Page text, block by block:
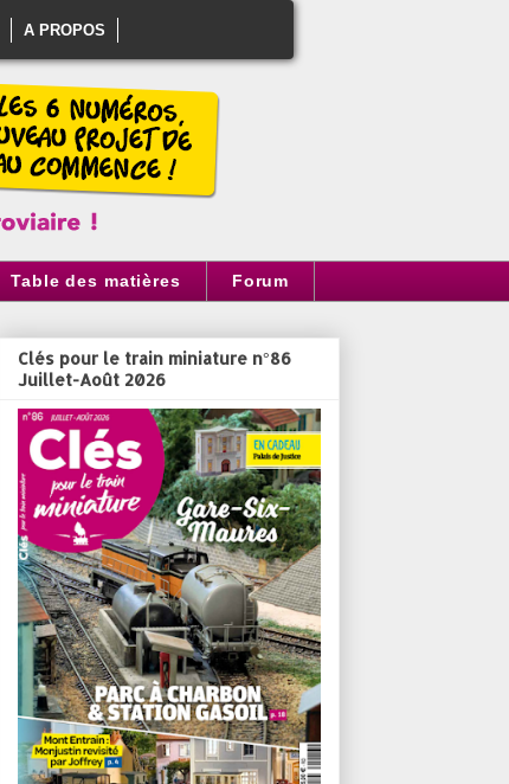
A PROPOS
Table des matières Forum
Clés pour le train miniature n°86
Juillet-Août 2026